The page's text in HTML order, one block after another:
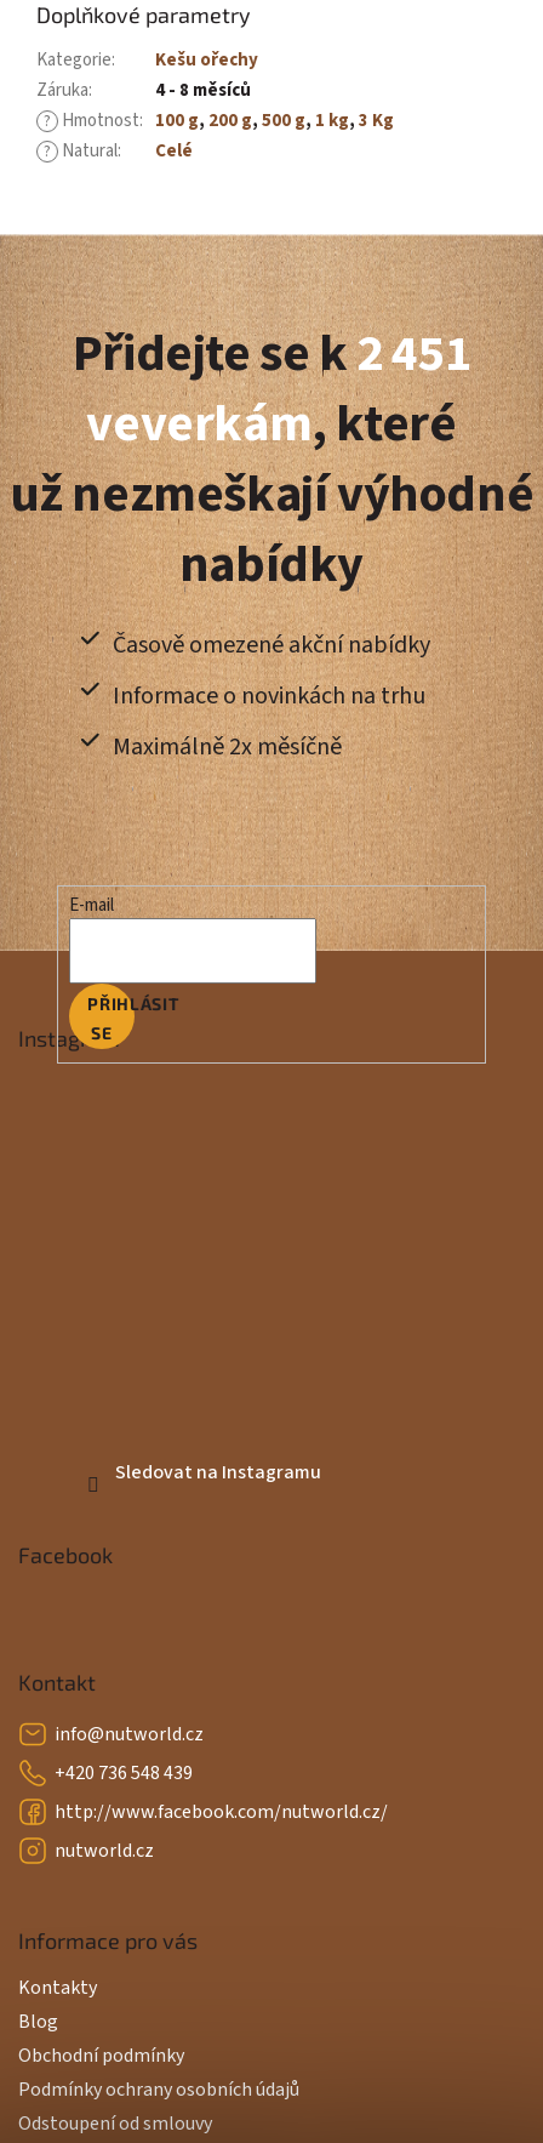
Doplňkové parametry
Kategorie:
Kešu ořechy
Záruka: 4 - 8 měsíců
? Hmotnost: 100 g, 200 g,500 g, 1 kg,3 Kg
? Natural: Celé
Z
á
p
a
t
í
Přidejte se k2 451
veverkám, které
už nezmeškají výhodné
nabídky
Časově omezené akční nabídky
Informace o novinkách na trhu
Maximálně 2x měsíčně
E-mail
PŘIHLÁSIT
SE
Instagram
Sledovat na Instagramu
Facebook
Kontakt
info@nutworld.cz
+420 736 548 439
http://www.facebook.com/nutworld.cz/
nutworld.cz
Informace pro vás
Kontakty
Blog
Obchodní podmínky
Podmínky ochrany osobních údajů
Odstoupení od smlouvy